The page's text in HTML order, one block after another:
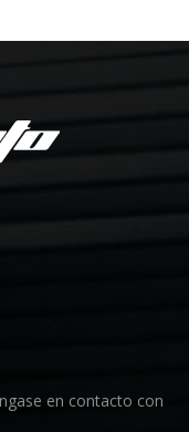
en contacto con